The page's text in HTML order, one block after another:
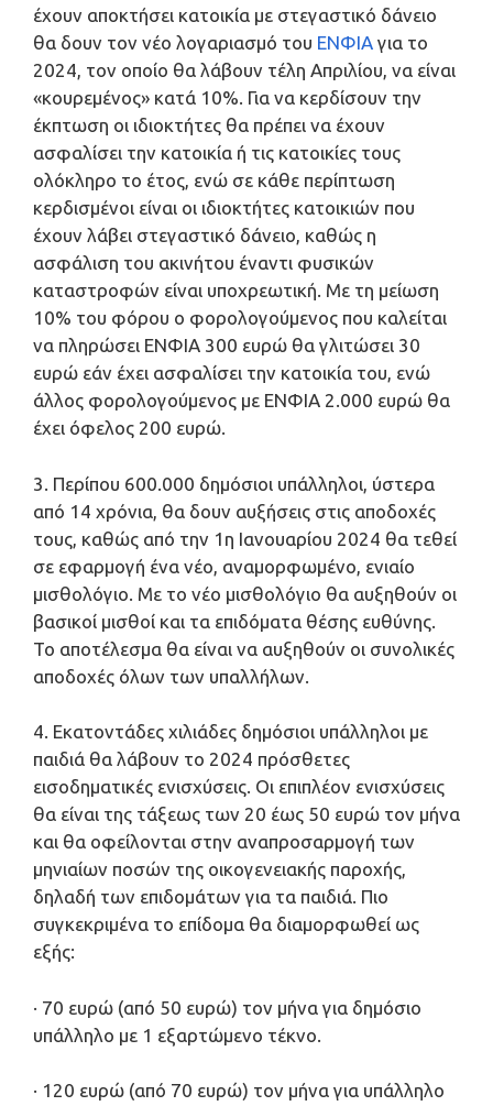
έχουν αποκτήσει κατοικία με στεγαστικό δάνειο
θα δουν τον νέο λογαριασμό του ΕΝΦΙΑ για το
2024, τον οποίο θα λάβουν τέλη Απριλίου, να είναι
«κουρεμένος» κατά 10%. Για να κερδίσουν την
έκπτωση οι ιδιοκτήτες θα πρέπει να έχουν
ασφαλίσει την κατοικία ή τις κατοικίες τους
ολόκληρο το έτος, ενώ σε κάθε περίπτωση
κερδισμένοι είναι οι ιδιοκτήτες κατοικιών που
έχουν λάβει στεγαστικό δάνειο, καθώς η
ασφάλιση του ακινήτου έναντι φυσικών
καταστροφών είναι υποχρεωτική. Με τη μείωση
10% του φόρου ο φορολογούμενος που καλείται
να πληρώσει ΕΝΦΙΑ 300 ευρώ θα γλιτώσει 30
ευρώ εάν έχει ασφαλίσει την κατοικία του, ενώ
άλλος φορολογούμενος με ΕΝΦΙΑ 2.000 ευρώ θα
έχει όφελος 200 ευρώ.
3. Περίπου 600.000 δημόσιοι υπάλληλοι, ύστερα
από 14 χρόνια, θα δουν αυξήσεις στις αποδοχές
τους, καθώς από την 1η Ιανουαρίου 2024 θα τεθεί
σε εφαρμογή ένα νέο, αναμορφωμένο, ενιαίο
μισθολόγιο. Με το νέο μισθολόγιο θα αυξηθούν οι
βασικοί μισθοί και τα επιδόματα θέσης ευθύνης.
Το αποτέλεσμα θα είναι να αυξηθούν οι συνολικές
αποδοχές όλων των υπαλλήλων.
4. Εκατοντάδες χιλιάδες δημόσιοι υπάλληλοι με
παιδιά θα λάβουν το 2024 πρόσθετες
εισοδηματικές ενισχύσεις. Οι επιπλέον ενισχύσεις
θα είναι της τάξεως των 20 έως 50 ευρώ τον μήνα
και θα οφείλονται στην αναπροσαρμογή των
μηνιαίων ποσών της οικογενειακής παροχής,
δηλαδή των επιδομάτων για τα παιδιά. Πιο
συγκεκριμένα το επίδομα θα διαμορφωθεί ως
εξής:
· 70 ευρώ (από 50 ευρώ) τον μήνα για δημόσιο
υπάλληλο με 1 εξαρτώμενο τέκνο.
· 120 ευρώ (από 70 ευρώ) τον μήνα για υπάλληλο